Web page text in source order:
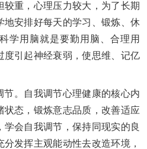
较重，心理压力较大，为了长期
地安排好每天的学习、锻炼、休
学用脑就是要勤用脑、合理用
度引起神经衰弱，使思维、记亿
节。自我调节心理健康的核心内
态，锻炼意志品质，改善适应
会自我调节，保持同现实的良
发挥主观能动性去改造环境，